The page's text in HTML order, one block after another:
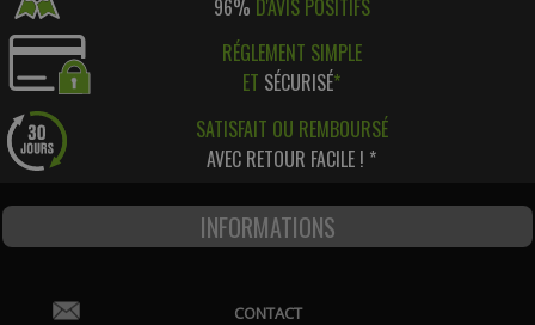
96% D'AVIS POSITIFS
RÉGLEMENT SIMPLE
ET SÉCURISÉ*
SATISFAIT OU REMBOURSÉ
AVEC RETOUR FACILE ! *
INFORMATIONS
CONTACT